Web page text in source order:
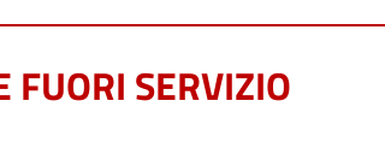
FUORI SERVIZIO